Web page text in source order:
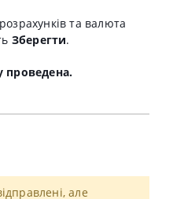
та валюта
Зберегти.
проведена.
але